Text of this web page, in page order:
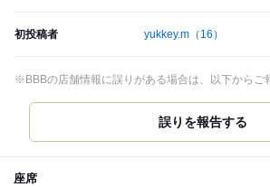
初投稿者 yukkey.m （16）
※BBBの店舗情報に誤りがある場合は、以下からご
誤りを報告する
座席